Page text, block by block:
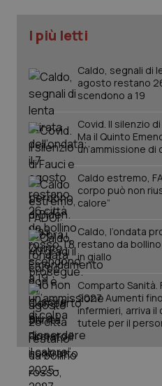
I più letti
Caldo, segnali di
agosto restano
scendono a 19
Covid. Il silenzio
Ma il Quinto
un’ammissione di
Caldo estremo,
corpo può non
calore”
Caldo, l’ondata
restano da
in giallo
Comparto
2027. Aumenti
infermieri, arriva il
tutele per il
PHPSESSID